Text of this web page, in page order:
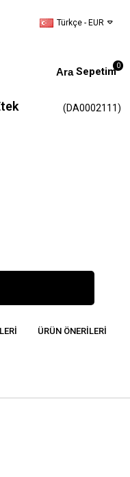
Türkçe - EUR
Sepetim0
(DA0002111)
ÜRÜN ÖNERILERI